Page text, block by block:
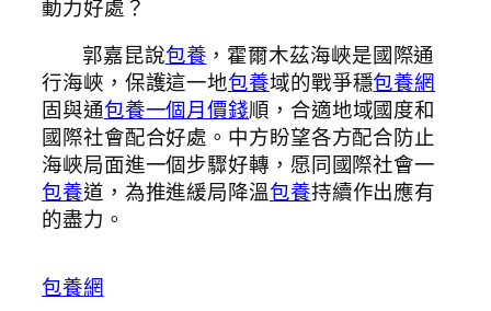
動力好處？
郭嘉昆說包養 ，霍爾木茲海峽是國際通
行海峽，保護這一地包養域的戰爭穩包養網
固與通包養一個月價錢順，合適地域國度和
國際社會配合好處。中方盼望各方配合防止
海峽局面進一個步驟好轉，愿同國際社會一
包養道，為推進緩局降溫包養持續作出應有
的盡力。
包養網